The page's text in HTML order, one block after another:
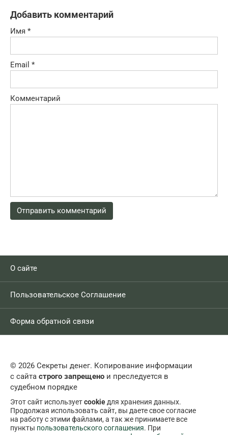
Добавить комментарий
Имя *
Email *
Комментарий
О сайте
Пользовательское Соглашение
Форма обратной связи
© 2026 Секреты денег. Копирование информации
с сайта строго запрещено и преследуется в
судебном порядке
Этот сайт используетcookieдля хранения данных.
Продолжая использовать сайт, вы даете свое согласие
на работу с этими файлами, а так же принимаете все
пункты пользовательского соглашения. При